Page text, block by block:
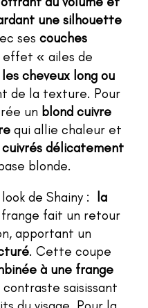
une silhouette
sescouches
effet « ailes de
cheveux long ou
de la texture. Pour
un blond cuivre
qui allie chaleur et
délicatement
blonde.
de Shainy :
la
range fait un retour
apportant un
. Cette coupe
à une frange
contraste saisissant